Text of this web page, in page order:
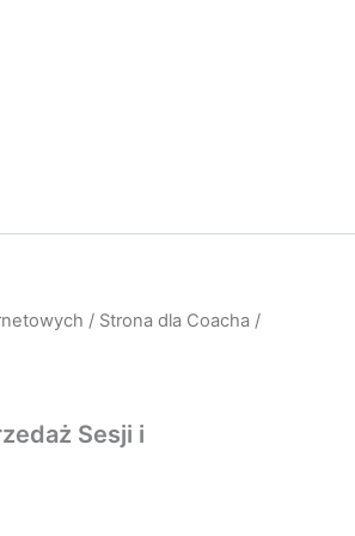
/ Strona dla Coacha /
Sesji i